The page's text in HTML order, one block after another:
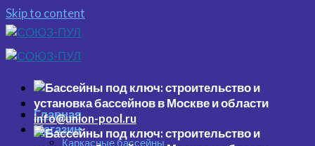
Skip to content
Главная
Магазин
Каркасные бассейны
info@union-pool.ru